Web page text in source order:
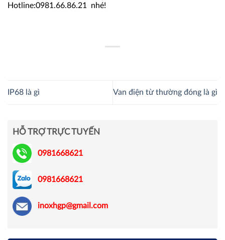
Hotline:0981.66.86.21 nhé!
IP68 là gì Van điện từ thường đóng là gì
HỖ TRỢ TRỰC TUYẾN
0981668621
0981668621
inoxhgp@gmail.com